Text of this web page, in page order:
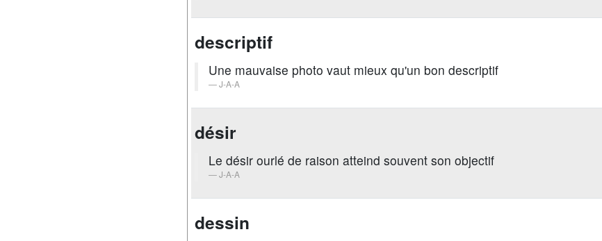
descriptif
Une mauvaise photo vaut mieux qu'un bon descriptif
J-A-A
désir
Le désir ourlé de raison atteind souvent son objectif
J-A-A
dessin